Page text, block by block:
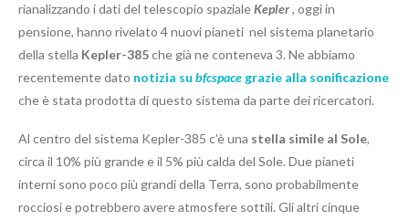
rianalizzando i dati del telescopio spazialeKepler, oggi in
pensione, hanno rivelato 4 nuovi pianeti nel sistema planetario
della stella Kepler-385che già ne conteneva 3. Ne abbiamo
recentemente dato notizia su bfcspace grazie alla sonificazione
che è stata prodotta di questo sistema da parte dei ricercatori.
Al centro del sistema Kepler-385 c’è una stella simile al Sole,
circa il 10% più grande e il 5% più calda del Sole. Due pianeti
interni sono poco più grandi della Terra, sono probabilmente
rocciosi e potrebbero avere atmosfere sottili. Gli altri cinque